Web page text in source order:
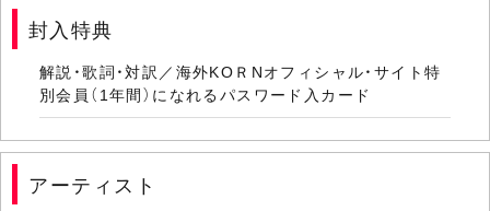
封入特典
解説・歌詞・対訳／海外KOＲNオフィシャル・サイト特
別会員（1年間）になれるパスワード入カード
アーティスト